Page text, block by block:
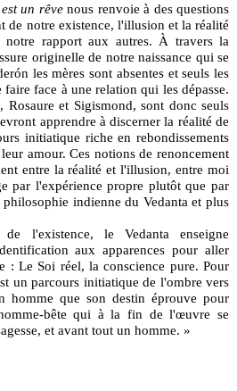
un rêvenous renvoie à des questions
de notre existence, l'illusion et la réalité
rapport aux autres. À travers la
originelle de notre naissance qui se
les mères sont absentes et seuls les
face à une relation qui les dépasse.
Rosaure et Sigismond, sont donc seuls
apprendre à discerner la réalité de
initiatique riche en rebondissements
amour. Ces notions de renoncement
entre la réalité et l'illusion, entre moi
par l'expérience propre plutôt que par
indienne du Vedanta et plus
l'existence, le Vedanta enseigne
aux apparences pour aller
: Le Soi réel, la conscience pure. Pour
un parcours initiatique de l'ombre vers
homme que son destin éprouve pour
bête qui à la fin de l'œuvre se
et avant tout un homme. »